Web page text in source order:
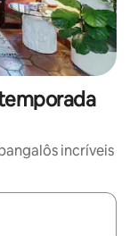
incríveis
explore-os